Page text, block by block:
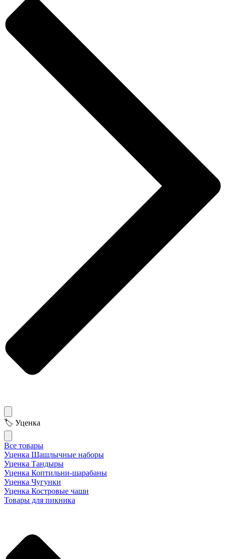
🏷 Уценка
Все товары
Уценка Шашлычные наборы
Уценка Тандыры
Уценка Коптильни-шарабаны
Уценка Чугунки
Уценка Костровые чаши
Товары для пикника